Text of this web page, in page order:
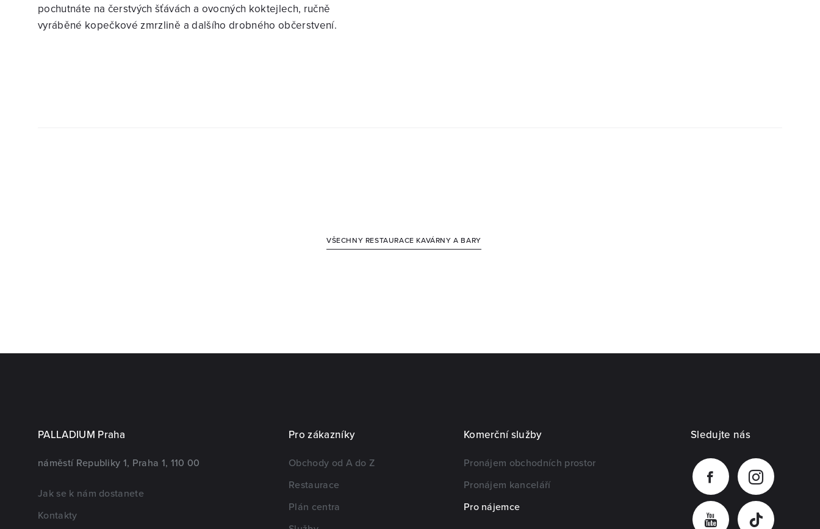
pochutnáte na čerstvých šťávách a ovocných koktejlech, ručně
vyráběné kopečkové zmrzlině a dalšího drobného občerstvení.
VŠECHNY RESTAURACE KAVÁRNY A BARY
PALLADIUM Praha
náměstí Republiky 1, Praha 1, 110 00
Jak se k nám dostanete
Kontakty
Pro zákazníky
Obchody od A do Z
Restaurace
Plán centra
Komerční služby
Pronájem obchodních prostor
Pronájem kanceláří
Pro nájemce
Sledujte nás